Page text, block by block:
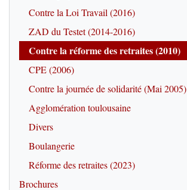
Contre la Loi Travail (2016)
ZAD du Testet (2014-2016)
Contre la réforme des retraites (2010)
CPE (2006)
Contre la journée de solidarité (Mai 2005)
Agglomération toulousaine
Divers
Boulangerie
Réforme des retraites (2023)
Brochures